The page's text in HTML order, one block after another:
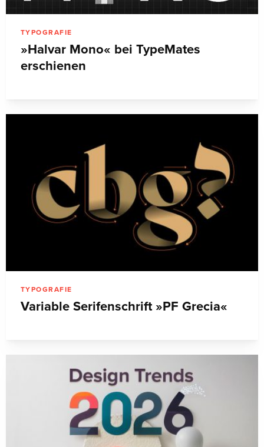
TYPOGRAFIE
»Halvar Mono« bei TypeMates
erschienen
TYPOGRAFIE
Variable Serifenschrift »PF Grecia«